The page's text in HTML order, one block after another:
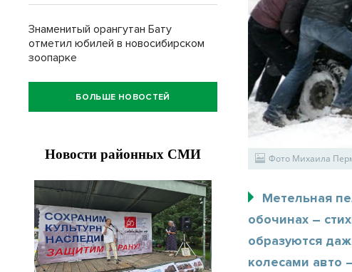
Фото Михаила
Метельная
обочинах –
образуются
колесами авто
Знаменитый орангутан Бату
отметил юбилей в новосибирском
зоопарке
БОЛЬШЕ НОВОСТЕЙ